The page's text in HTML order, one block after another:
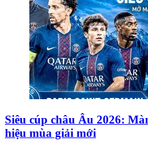
Siêu cúp châu Âu 2026:
hiệu mùa giải mới